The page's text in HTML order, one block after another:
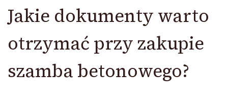
Jakie dokumenty warto
otrzymać przy zakupie
szamba betonowego?